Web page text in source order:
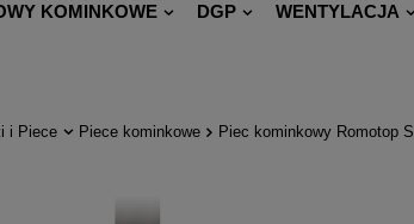
KOMINKOWE DGP WENTYLACJA
i Piece Piece kominkowe Piec kominkowy Romotop